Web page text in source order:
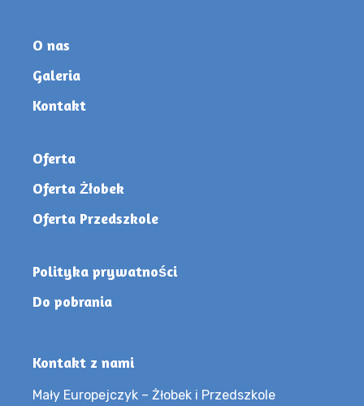
O nas
Galeria
Kontakt
Oferta
Oferta Żłobek
Oferta Przedszkole
Polityka prywatności
Do pobrania
Kontakt z nami
Mały Europejczyk – Żłobek i Przedszkole